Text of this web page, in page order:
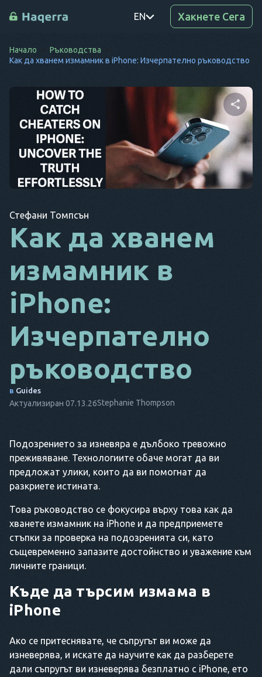
EN
PT
SV
BG
DA
NL
ES
Хакнете Сега
Начало
Ръководства
Как да хванем измамник в iPhone: Изчерпателно ръководство
Споделете тази
статия
Стефани Томпсън
Как да хванем
измамник в
iPhone:
Изчерпателно
ръководство
в Guides
Актуализиран 07.13.26Stephanie Thompson
Подозрението за изневяра е дълбоко тревожно
преживяване. Технологиите обаче могат да ви
предложат улики, които да ви помогнат да
разкриете истината.
Това ръководство се фокусира върху това как да
хванете измамник на iPhone и да предприемете
стъпки за проверка на подозренията си, като
същевременно запазите достойнство и уважение към
личните граници.
Къде да търсим измама в
iPhone
Ако се притеснявате, че съпругът ви може да
изневерява, и искате да научите как да разберете
дали съпругът ви изневерява безплатно с iPhone, ето